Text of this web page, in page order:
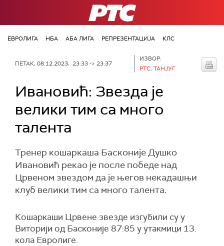
РТС
ЕВРОЛИГА НБА АБА ЛИГА РЕПРЕЗЕНТАЦИЈА КЛС
ПЕТАК, 08.12.2023, 23:33 -> 23:37
ИЗВОР:
РТС, ТАНЈУГ
Ивановић: Звезда је
велики тим са много
талента
Тренер кошаркаша Басконије Душко
Ивановић рекао је после победе над
Црвеном звездом да је његов некадашњи
клуб велики тим са много талента.
Кошаркаши Црвене звезде изгубили су у
Виторији од Басконије 87:85 у утакмици 13.
кола Евролиге.